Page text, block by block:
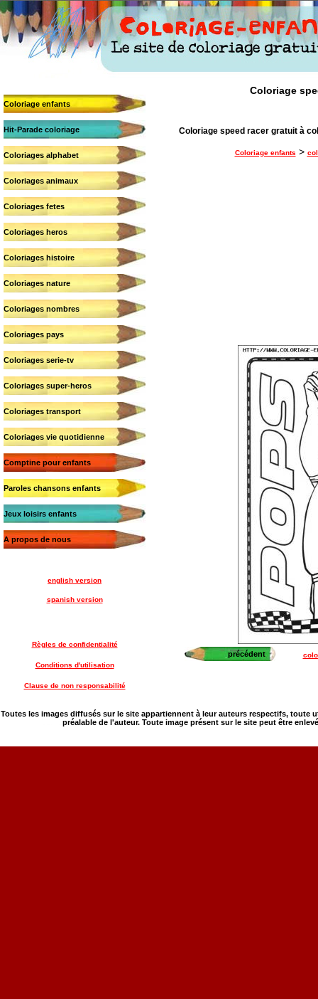
Coloriage enfants
Hit-Parade coloriage
Coloriages alphabet
Coloriages animaux
Coloriages fetes
Coloriages heros
Coloriages histoire
Coloriages nature
Coloriages nombres
Coloriages pays
Coloriages serie-tv
Coloriages super-heros
Coloriages transport
Coloriages vie quotidienne
Comptine pour enfants
Paroles chansons enfants
Jeux loisirs enfants
A propos de nous
english version
spanish version
Règles de confidentialité
Conditions d'utilisation
Clause de non responsabilité
Coloriage
Coloriage speed racer gratuit à
Coloriage enfants >
précédent
Toutes les images diffusés sur le site appartiennent à leur auteurs respectifs,
préalable de l'auteur. Toute image présent sur le site peut être